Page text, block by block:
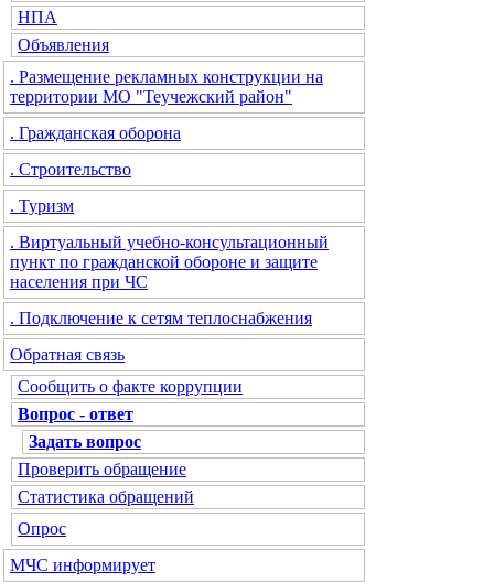
НПА
Объявления
. Размещение рекламных конструкции на
территории МО "Теучежский район"
. Гражданская оборона
. Строительство
. Туризм
. Виртуальный учебно-консультационный
пункт по гражданской обороне и защите
населения при ЧС
. Подключение к сетям теплоснабжения
Обратная связь
Сообщить о факте коррупции
Вопрос - ответ
Задать вопрос
Проверить обращение
Статистика обращений
Опрос
МЧС информирует